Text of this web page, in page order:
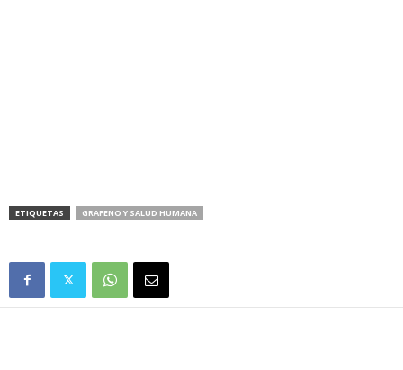
ETIQUETAS GRAFENO Y SALUD HUMANA